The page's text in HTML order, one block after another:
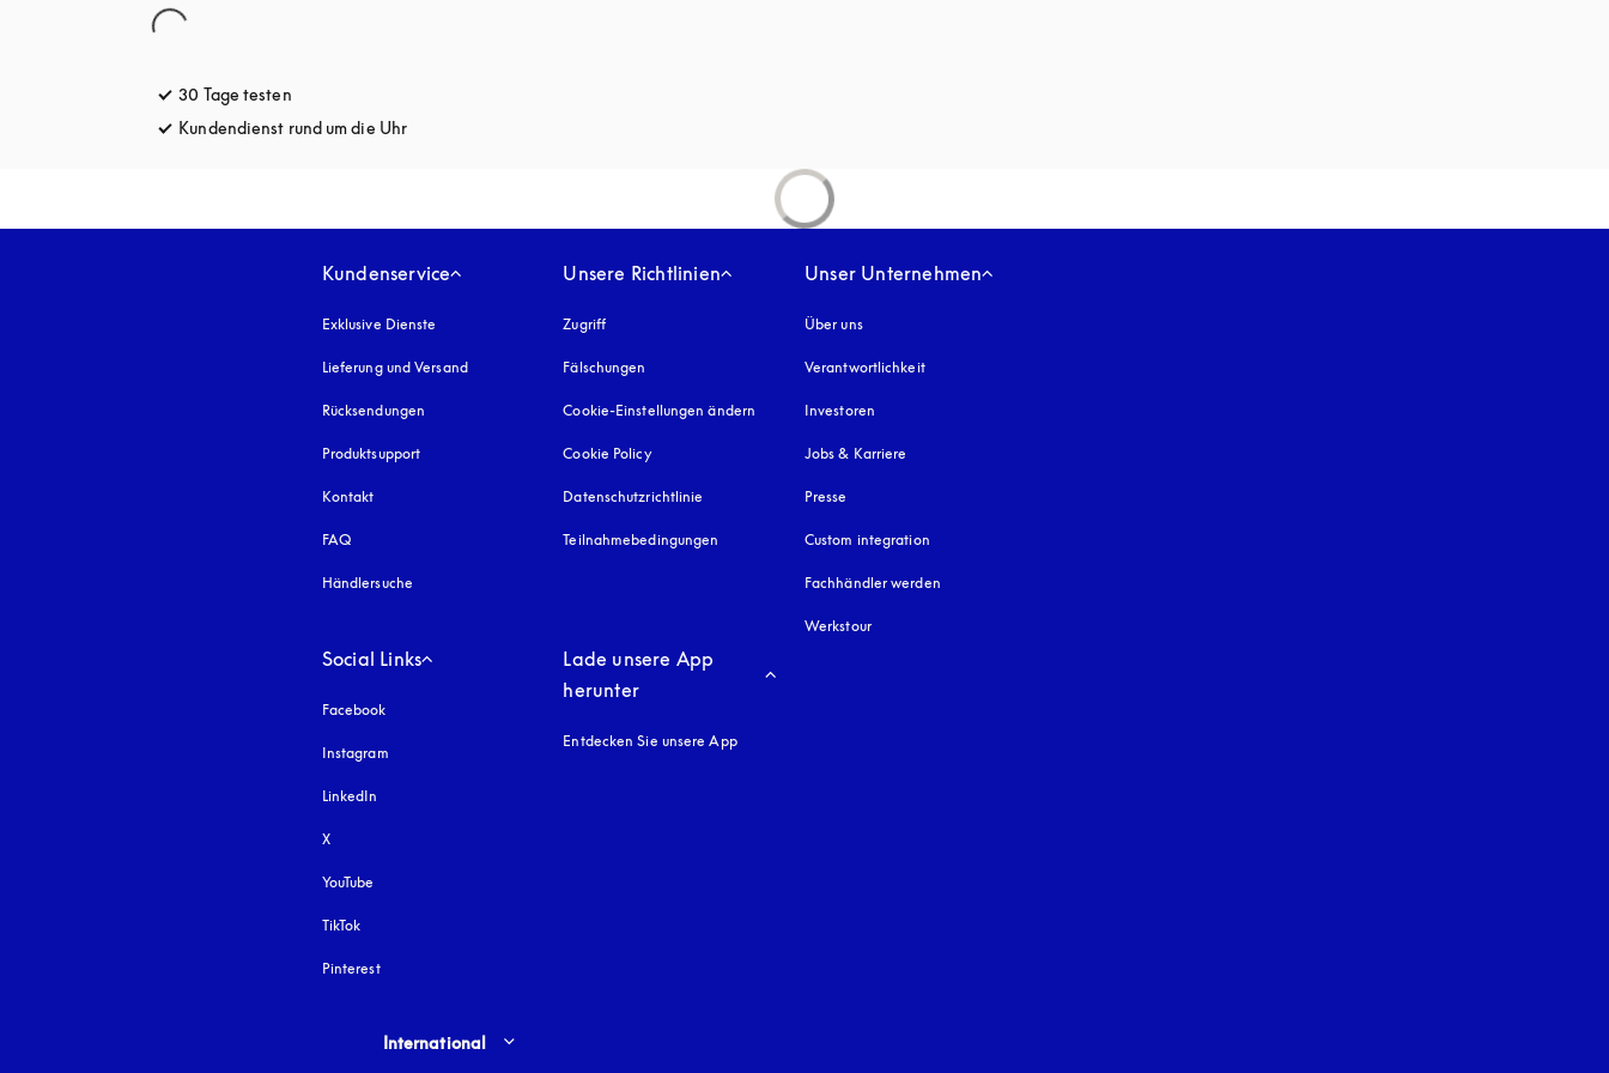
30 Tage testen
Kundendienst rund um die Uhr
Kundenservice
Exklusive Dienste
Lieferung und Versand
Rücksendungen
Produktsupport
Kontakt
FAQ
Händlersuche
Unsere Richtlinien
Zugriff öffnet sich in einem neuen Tab
Fälschungen öffnet sich in einem neuen Tab
Cookie-Einstellungen ändern
Cookie Policyöffnet sich in einem neuen Tab
Datenschutzrichtlinie öffnet sich in einem neuen Tab
Teilnahmebedingungen
Unser Unternehmen
Über uns
Verantwortlichkeit
Investoren
Jobs & Karriere
Presse
Custom integration
Fachhändler werden
Werkstour
Social Links
Facebook
Instagram
LinkedIn
X
YouTube
TikTok
Pinterest
Lade unsere App
herunter
Entdecken Sie unsere App
Select country and language
International